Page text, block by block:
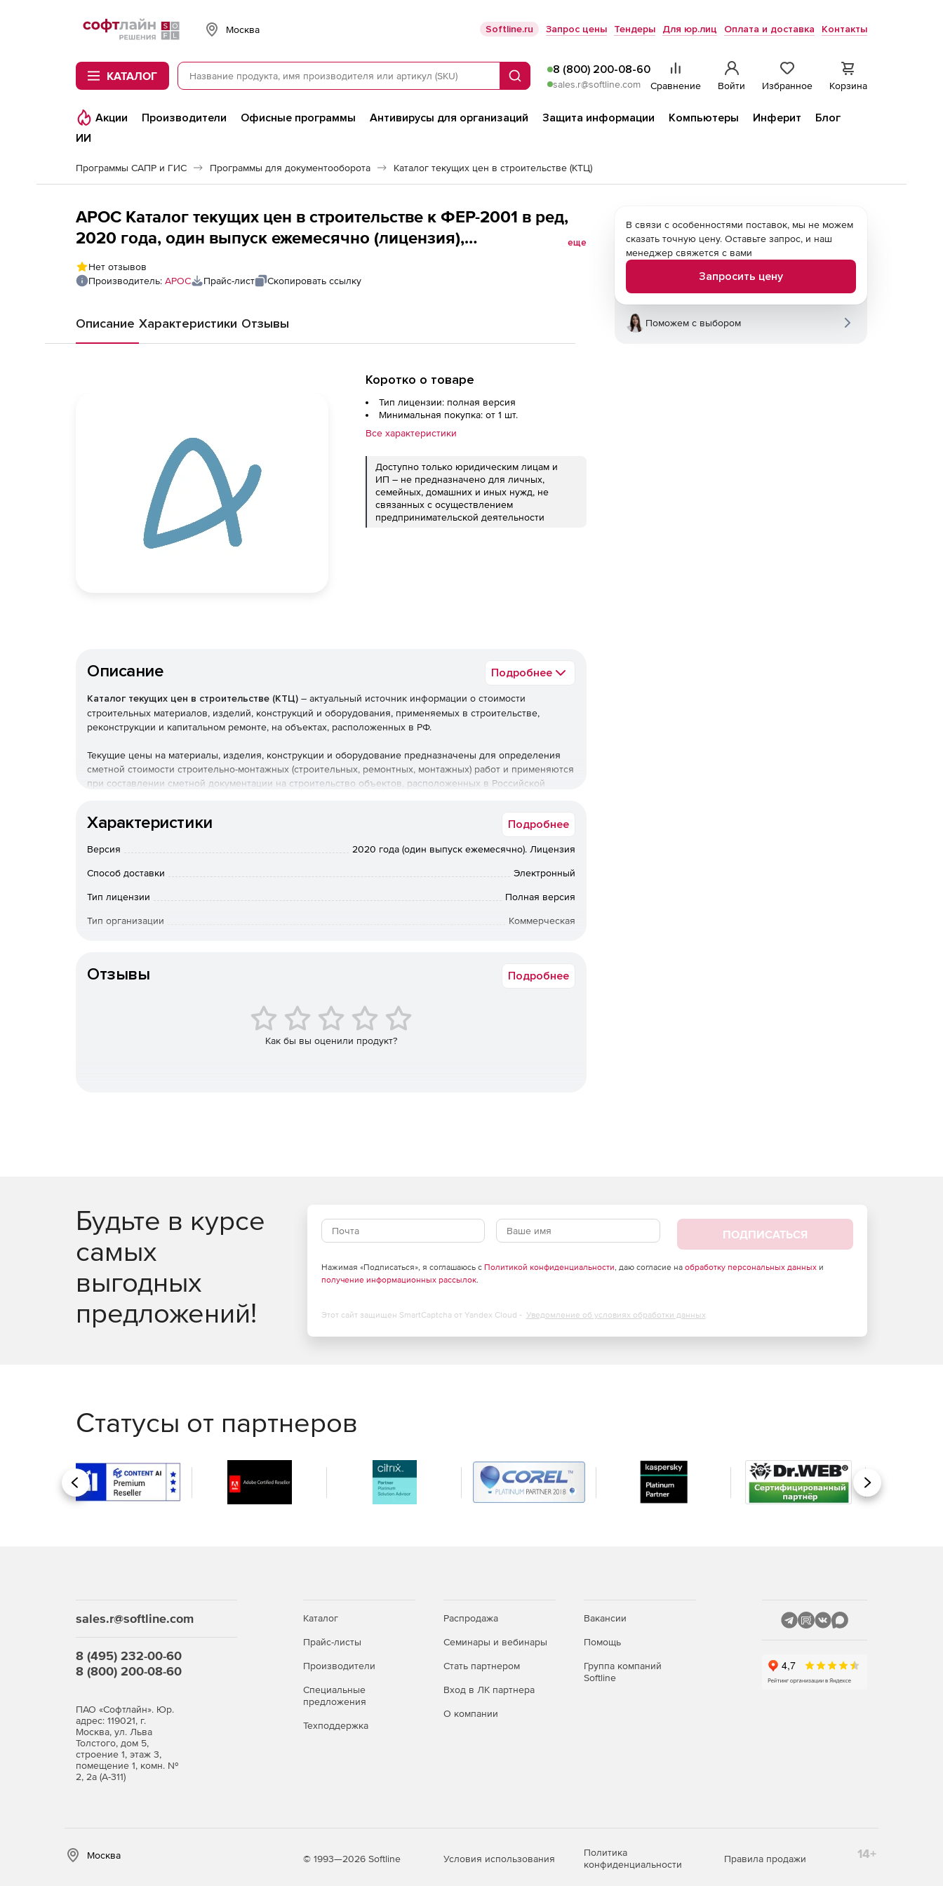
Softline
Москва Softline.ru Запрос цены Тендеры Для юр.лиц Оплата и доставка Контакты
КАТАЛОГ Поиск
8 (800) 200-08-60
sales.r@softline.com Сравнение Войти Избранное Корзина
Акции Производители Офисные программы Антивирусы для организаций Защита информации Компьютеры Инферит
Блог
ИИ
Программы САПР и ГИС Программы для документооборота Каталог текущих цен в строительстве (КТЦ)
АРОС Каталог текущих цен в строительстве к ФЕР-2001 в ред,
2020 года, один выпуск ежемесячно (лицензия),
Забайкальский край 2-е и последующие рабочие места
еще
Нет отзывов
Производитель: АРОС Прайс-лист Скопировать ссылку
Описание Характеристики Отзывы
Коротко о товаре
Тип лицензии: полная версия
Минимальная покупка: от 1 шт.
Все характеристики
Доступно только юридическим лицам и
ИП – не предназначено для личных,
семейных, домашних и иных нужд, не
связанных с осуществлением
предпринимательской деятельности
Описание Подробнее
Каталог текущих цен в строительстве (КТЦ) – актуальный источник информации о стоимости
строительных материалов, изделий, конструкций и оборудования, применяемых в строительстве,
реконструкции и капитальном ремонте, на объектах, расположенных в РФ.
Текущие цены на материалы, изделия, конструкции и оборудование предназначены для определения
сметной стоимости строительно-монтажных (строительных, ремонтных, монтажных) работ и применяются
при составлении сметной документации на строительство объектов, расположенных в Российской
Характеристики Подробнее
Версия 2020 года (один выпуск ежемесячно). Лицензия
Способ доставки Электронный
Тип лицензии Полная версия
Тип организации Коммерческая
Отзывы Подробнее
Как бы вы оценили продукт?
В связи с особенностями поставок, мы не можем
сказать точную цену. Оставьте запрос, и наш
менеджер свяжется с вами
Запросить цену
Поможем с выбором
Будьте в курсе
самых
выгодных
предложений!
ПОДПИСАТЬСЯ
Нажимая «Подписаться», я соглашаюсь с Политикой конфиденциальности, даю согласие на обработку персональных данныхи
получение информационных рассылок.
Этот сайт защищен SmartCaptcha от Yandex Cloud - Уведомление об условиях обработки данных
Статусы от партнеров
Назад Вперед
sales.r@softline.com
8 (495) 232-00-60
8 (800) 200-08-60
ПАО «Софтлайн». Юр.
адрес: 119021, г.
Москва, ул. Льва
Толстого, дом 5,
строение 1, этаж 3,
помещение 1, комн. №
2, 2а (А-311)
Каталог
Прайс-листы
Производители
Специальные
предложения
Техподдержка
Распродажа
Семинары и вебинары
Стать партнером
Вход в ЛК партнера
О компании
Вакансии
Помощь
Группа компаний
Softline
Москва © 1993—2026 Softline Условия использования
Политика
конфиденциальности
Правила продажи 14+